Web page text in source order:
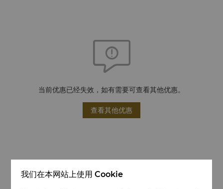
当前优惠已经失效，如有需要可查看其他优惠。
查看其他优惠
我们在本网站上使用 Cookie